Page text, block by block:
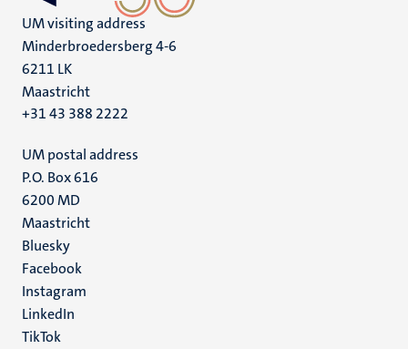
UM visiting address
Minderbroedersberg 4-6
6211 LK
Maastricht
+31 43 388 2222
UM postal address
P.O. Box 616
6200 MD
Maastricht
Social
media
Bluesky
Facebook
Instagram
LinkedIn
TikTok